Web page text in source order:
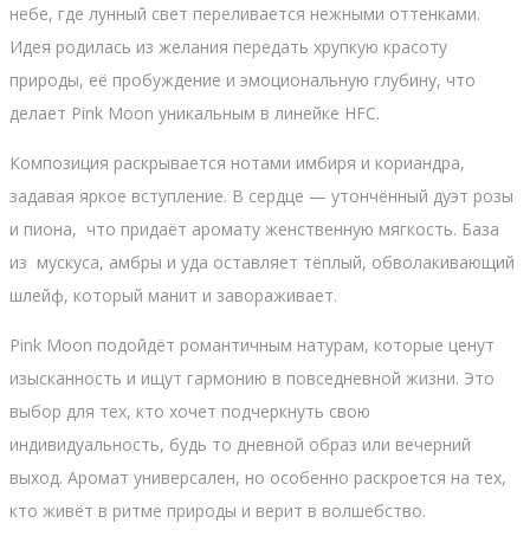
небе, где лунный свет переливается нежными оттенками.
Идея родилась из желания передать хрупкую красоту
природы, её пробуждение и эмоциональную глубину, что
делает Pink Moon уникальным в линейке HFC.
Композиция раскрывается нотами имбиря и кориандра,
задавая яркое вступление. В сердце — утончённый дуэт розы
и пиона, что придаёт аромату женственную мягкость. База
из мускуса, амбры и уда оставляет тёплый, обволакивающий
шлейф, который манит и завораживает.
Pink Moon подойдёт романтичным натурам, которые ценут
изысканность и ищут гармонию в повседневной жизни. Это
выбор для тех, кто хочет подчеркнуть свою
индивидуальность, будь то дневной образ или вечерний
выход. Аромат универсален, но особенно раскроется на тех,
кто живёт в ритме природы и верит в волшебство.